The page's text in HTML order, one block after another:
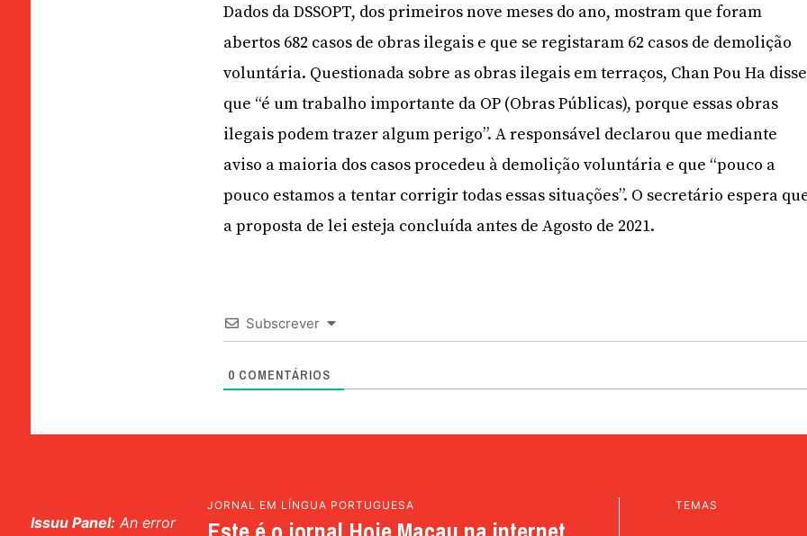
Dados da DSSOPT, dos primeiros nove meses do ano, mostram que foram
abertos 682 casos de obras ilegais e que se registaram 62 casos de demolição
voluntária. Questionada sobre as obras ilegais em terraços, Chan Pou Ha disse
que “é um trabalho importante da OP (Obras Públicas), porque essas obras
ilegais podem trazer algum perigo”. A responsável declarou que mediante
aviso a maioria dos casos procedeu à demolição voluntária e que “pouco a
pouco estamos a tentar corrigir todas essas situações”. O secretário espera
a proposta de lei esteja concluída antes de Agosto de 2021.
Subscrever
0 COMENTÁRIOS
Issuu Panel: An error
JORNAL EM LÍNGUA PORTUGUESA TEMAS